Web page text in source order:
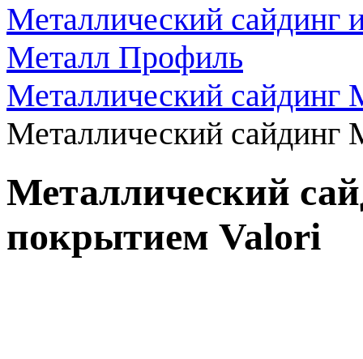
Металлический сайдинг
Металл Профиль
Металлический
Металлический
Металлический
покрытием Valori